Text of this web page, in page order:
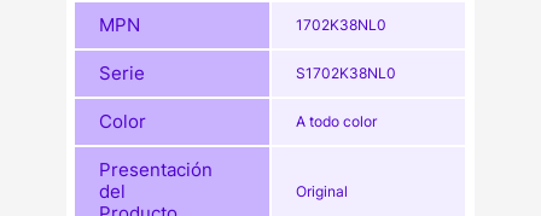
MPN 1702K38NL0
Serie S1702K38NL0
Color A todo color
Presentación
del
Original